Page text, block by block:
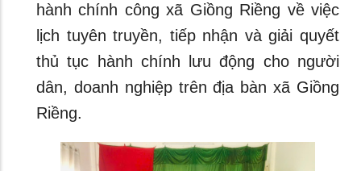
hành chính công xã Giồng Riềng về việc
lịch tuyên truyền, tiếp nhận và giải quyết
thủ tục hành chính lưu động cho người
dân, doanh nghiệp trên địa bàn xã Giồng
Riềng.